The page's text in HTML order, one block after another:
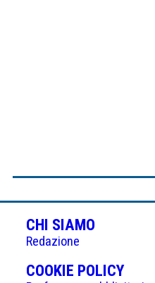
CHI SIAMO
Redazione
COOKIE POLICY(APRE